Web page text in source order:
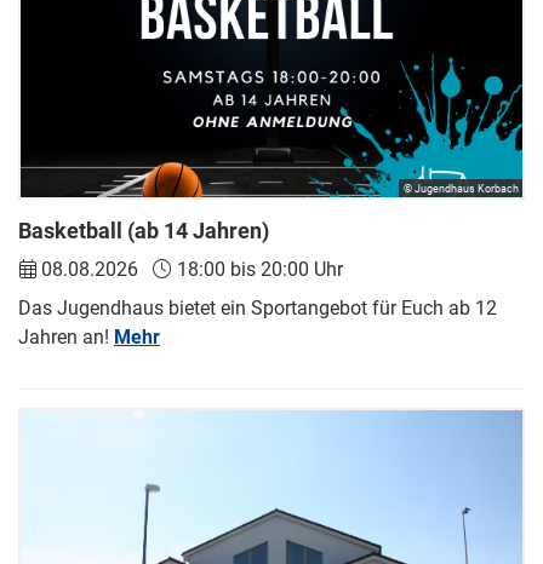
Basketball (ab 14 Jahren)
08.08.2026
18:00 bis 20:00 Uhr
Das Jugendhaus bietet ein Sportangebot für Euch ab 12
Jahren an! Mehr
© Jugendhaus Korbach